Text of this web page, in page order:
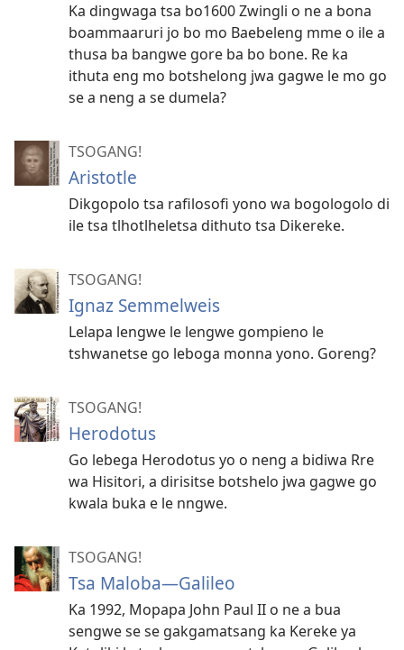
Ka dingwaga tsa bo1600 Zwingli o ne a bona
boammaaruri jo bo mo Baebeleng mme o ile a
thusa ba bangwe gore ba bo bone. Re ka
ithuta eng mo botshelong jwa gagwe le mo go
se a neng a se dumela?
TSOGANG!
Aristotle
Dikgopolo tsa rafilosofi yono wa bogologolo di
ile tsa tlhotlheletsa dithuto tsa Dikereke.
TSOGANG!
Ignaz Semmelweis
Lelapa lengwe le lengwe gompieno le
tshwanetse go leboga monna yono. Goreng?
TSOGANG!
Herodotus
Go lebega Herodotus yo o neng a bidiwa Rre
wa Hisitori, a dirisitse botshelo jwa gagwe go
kwala buka e le nngwe.
TSOGANG!
Tsa Maloba—Galileo
Ka 1992, Mopapa John Paul II o ne a bua
sengwe se se gakgamatsang ka Kereke ya